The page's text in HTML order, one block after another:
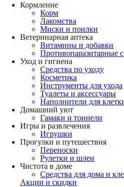
Кормление
Корм
Лакомства
Миски и поилки
Ветеринарная аптека
Витамины и добавки
Противопаразитарные
Уход и гигиена
Средства по уходу
Косметика
Инструменты для ухода
Туалеты и аксессуары
Наполнители для
Домашний уют
Гамаки и тоннели
Игры и развлечения
Игрушки
Прогулки и путешествия
Переноски
Рулетки и шлеи
Чистота в доме
Средства для дома и
Акции и скидки